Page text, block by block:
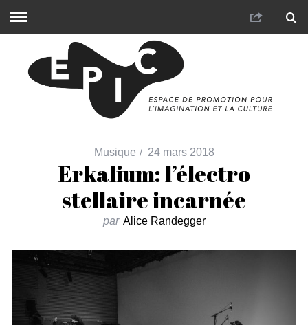
Musique 24 mars 2018
Erkalium: l’électro
stellaire incarnée
par Alice Randegger